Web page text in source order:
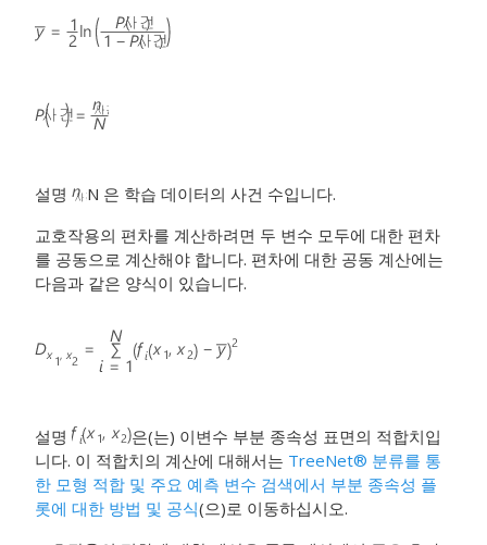
설명
N 은 학습 데이터의 사건 수입니다.
교호작용의 편차를 계산하려면 두 변수 모두에 대한 편차
를 공동으로 계산해야 합니다. 편차에 대한 공동 계산에는
다음과 같은 양식이 있습니다.
설명
은(는) 이변수 부분 종속성 표면의 적합치입
니다. 이 적합치의 계산에 대해서는 TreeNet® 분류를 통
한 모형 적합 및 주요 예측 변수 검색에서 부분 종속성 플
롯에 대한 방법 및 공식(으)로 이동하십시오.